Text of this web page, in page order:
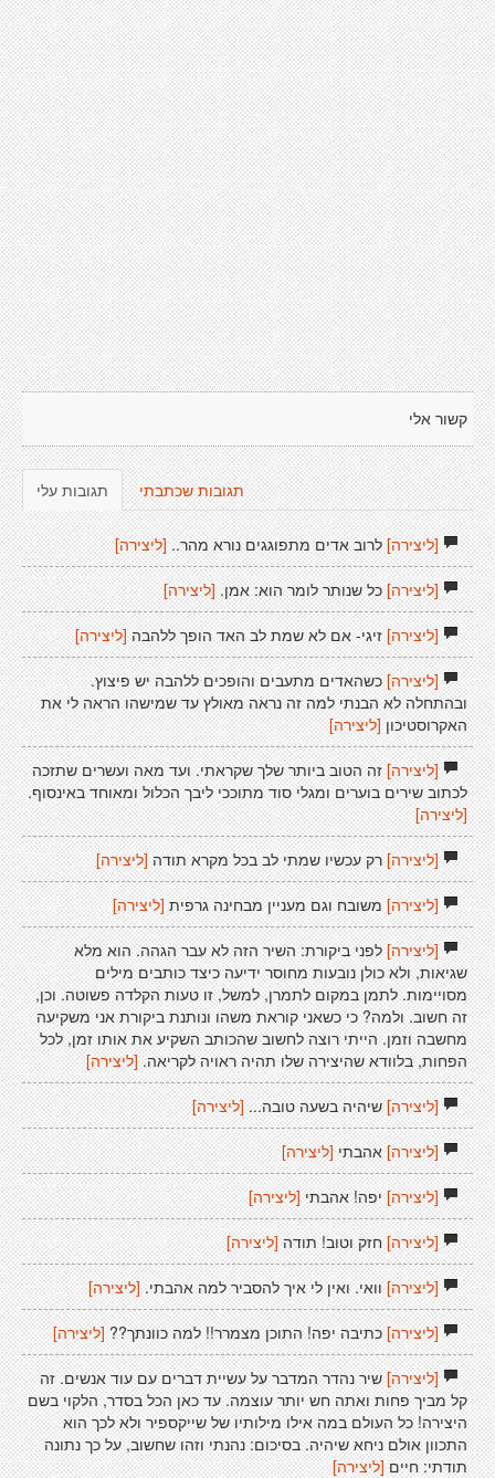
קשור אלי
תגובות עלי תגובות שכתבתי
[ליצירה]לרוב אדים מתפוגגים נורא מהר.. [ליצירה]
[ליצירה]כל שנותר לומר הוא: אמן. [ליצירה]
[ליצירה]זיגי- אם לא שמת לב האד הופך ללהבה[ליצירה]
[ליצירה]כשהאדים מתעבים והופכים ללהבה יש פיצוץ.
ובהתחלה לא הבנתי למה זה נראה מאולץ עד שמישהו הראה לי את
האקרוסטיכון [ליצירה]
[ליצירה]זה הטוב ביותר שלך שקראתי. ועד מאה ועשרים שתזכה
לכתוב שירים בוערים ומגלי סוד מתוככי ליבך הכלול ומאוחד באינסוף.
[ליצירה]
[ליצירה]רק עכשיו שמתי לב בכל מקרא תודה [ליצירה]
[ליצירה]משובח וגם מעניין מבחינה גרפית [ליצירה]
[ליצירה]לפני ביקורת: השיר הזה לא עבר הגהה. הוא מלא
שגיאות, ולא כולן נובעות מחוסר ידיעה כיצד כותבים מילים
מסויימות. לתמן במקום לתמרן, למשל, זו טעות הקלדה פשוטה. וכן,
זה חשוב. ולמה? כי כשאני קוראת משהו ונותנת ביקורת אני משקיעה
מחשבה וזמן. הייתי רוצה לחשוב שהכותב השקיע את אותו זמן, לכל
הפחות, בלוודא שהיצירה שלו תהיה ראויה לקריאה. [ליצירה]
[ליצירה]שיהיה בשעה טובה... [ליצירה]
[ליצירה]אהבתי [ליצירה]
[ליצירה]יפה! אהבתי [ליצירה]
[ליצירה]חזק וטוב! תודה [ליצירה]
[ליצירה]וואי. ואין לי איך להסביר למה אהבתי. [ליצירה]
[ליצירה]כתיבה יפה! התוכן מצמרר!! למה כוונתך?? [ליצירה]
[ליצירה]שיר נהדר המדבר על עשיית דברים עם עוד אנשים. זה
קל מביך פחות ואתה חש יותר עוצמה. עד כאן הכל בסדר, הלקוי בשם
היצירה! כל העולם במה אילו מילותיו של שייקספיר ולא לכך הוא
התכוון אולם ניחא שיהיה. בסיכום: נהנתי וזהו שחשוב, על כך נתונה
תודתי: חיים[ליצירה]